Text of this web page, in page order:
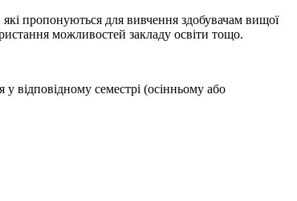
пропонуються для вивчення здобувачам вищої
можливостей закладу освіти тощо.
відповідному семестрі (осінньому або